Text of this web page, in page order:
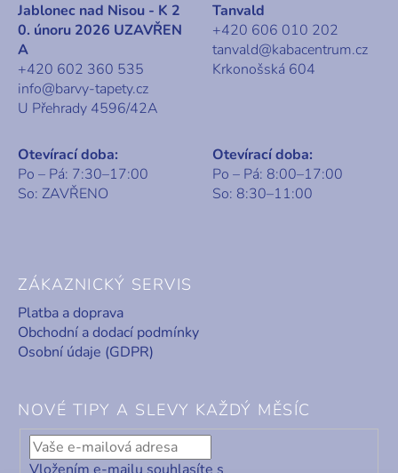
Jablonec nad Nisou - K 2
0. únoru 2026 UZAVŘEN
A
+420 602 360 535
info@barvy-tapety.cz
U Přehrady 4596/42A
Tanvald
+420 606 010 202
tanvald@kabacentrum.cz
Krkonošská 604
Otevírací doba:
Po – Pá: 7:30–17:00
So: ZAVŘENO
Otevírací doba:
Po – Pá: 8:00–17:00
So: 8:30–11:00
ZÁKAZNICKÝ SERVIS
Platba a doprava
Obchodní a dodací podmínky
Osobní údaje (GDPR)
NOVÉ TIPY A SLEVY KAŽDÝ MĚSÍC